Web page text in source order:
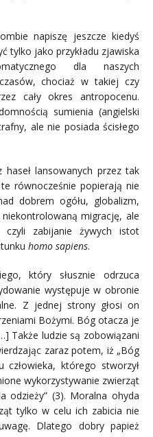
napiszę jeszcze kiedyś
tylko jako przykładu zjawiska
dla naszych
chociaż w takiej czy
cały okres antropocenu.
sumienia (angielski
ale nie posiada ścisłego
lansowanych przez tak
równocześnie popierają nie
dobrem ogółu, globalizm,
migrację, ale
zabijanie żywych istot
homo sapiens.
który słusznie odrzuca
występuje w obronie
Z jednej strony głosi on
Bożymi. Bóg otacza je
Także ludzie są zobowiązani
zaraz potem, iż „Bóg
człowieka, którego stworzył
wykorzystywanie zwierząt
odzieży” (3). Moralna ohyda
tylko w celu ich zabicia nie
Dlatego dobry papież